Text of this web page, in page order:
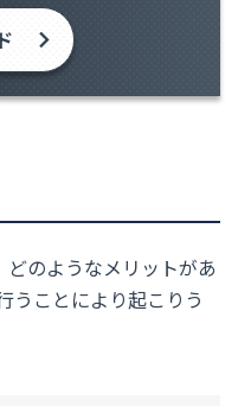
のようなメリットがあ
うことにより起こりう